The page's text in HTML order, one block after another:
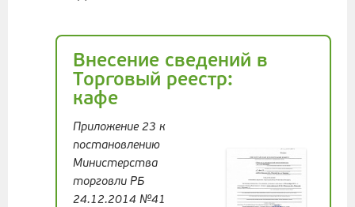
Внесение сведений в
Торговый реестр:
кафе
Приложение 23 к
постановлению
Министерства
торговли РБ
24.12.2014 №41